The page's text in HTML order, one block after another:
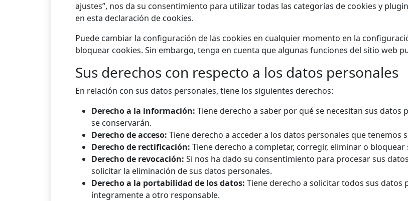
ajustes”, nos da su consentimiento para utilizar todas las categorías de cookies y
en esta declaración de cookies.
Puede cambiar la configuración de las cookies en cualquier momento en la
bloquear cookies. Sin embargo, tenga en cuenta que algunas funciones del sitio web
Sus derechos con respecto a los datos personales
En relación con sus datos personales, tiene los siguientes derechos:
Derecho a la información: Tiene derecho a saber por qué se necesitan sus datos
se conservarán.
Derecho de acceso: Tiene derecho a acceder a los datos personales que tenemos
Derecho de rectificación: Tiene derecho a completar, corregir, eliminar o
Derecho de revocación: Si nos ha dado su consentimiento para procesar sus
solicitar la eliminación de sus datos personales.
Derecho a la portabilidad de los datos: Tiene derecho a solicitar todos sus
íntegramente a otro responsable.